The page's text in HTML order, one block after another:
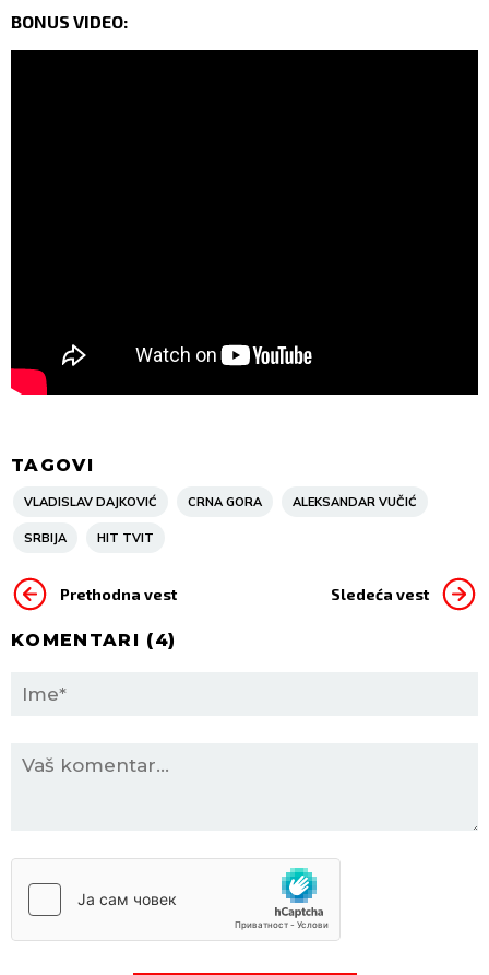
BONUS VIDEO:
TAGOVI
VLADISLAV DAJKOVIĆ CRNA GORA ALEKSANDAR VUČIĆ
SRBIJA HIT TVIT
Prethodna vest Sledeća vest
KOMENTARI (4)